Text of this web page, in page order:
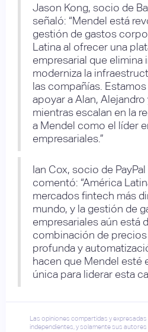
Jason Kong, socio de
señaló: “Mendel está
gestión de gastos
Latina al ofrecer una
empresarial que elimina
moderniza la
las compañías.
apoyar a Alan,
mientras escalan en la
a Mendel como el líder
empresariales.”
Ian Cox, socio de
comentó: “América
mercados fintech más
mundo, y la gestión de
empresariales aún está
combinación de
profunda y
hacen que Mendel esté
única para liderar esta
Las opiniones compartidas y
independientes, y solamente sus